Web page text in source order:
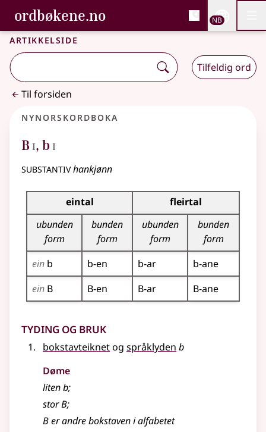
Gå til hovedinnhold
Tilgjengelighet
ordbøkene.no, Bokmålsordboka og
Bokmålsordboka og Nynorskordboka
NB
Artikkelside
Tilfeldig ord
Til forsiden
Nynorskordboka
B 1
I, b 1
I
substantivhankjønn
Bøyningstabell for dette substantivet
eintal
fleirtal
ubunden
form
bunden
form
ubunden
form
bunden
form
ein b b-en b-ar
b-ane
ein B B-en B-ar B-ane
Tyding og bruk
bokstavteiknetog språklyden b
Døme
liten b;
stor B;
B er andre bokstaven i alfabetet